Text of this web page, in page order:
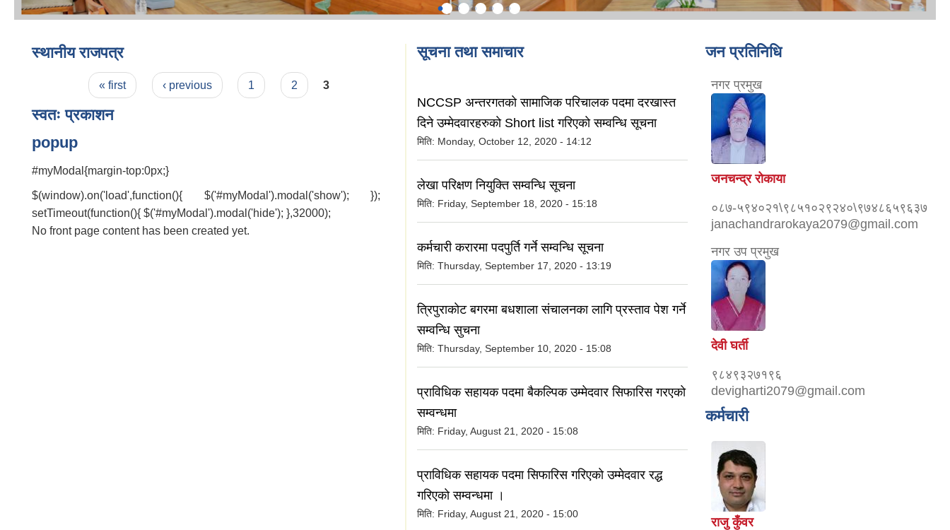
स्थानीय राजपत्र
Pages « first ‹ previous 1 2 3
स्वतः प्रकाशन
popup
#myModal{margin-top:0px;}
$(window).on('load',function(){ $('#myModal').modal('show'); });
setTimeout(function(){ $('#myModal').modal('hide'); },32000);
No front page content has been created yet.
सूचना तथा समाचार
NCCSP अन्तरगतकाे सामाजिक परिचालक पदमा दरखास्त
दिने उम्मेदवारहरुकाे Short list गरिएकाे सम्वन्धि सूचना
मिति: Monday, October 12, 2020 - 14:12
लेखा परिक्षण नियुक्ति सम्वन्धि सूचना
मिति: Friday, September 18, 2020 - 15:18
कर्मचारी करारमा पदपुर्ति गर्ने सम्वन्धि सूचना
मिति:Thursday, September 17, 2020 - 13:19
त्रिपुराकाेट बगरमा बधशाला स‌ंचालनका लागि प्रस्ताव पेश गर्ने
सम्वन्धि सुचना
मिति:Thursday, September 10, 2020 - 15:08
प्राविधिक सहायक पदमा बैकल्पिक उम्मेदवार सिफारिस गरएकाे
सम्वन्धमा
मिति: Friday, August 21, 2020 - 15:08
प्राविधिक सहायक पदमा सिफारिस गरिएकाे उम्मेदवार रद्ध
गरिएकाे सम्वन्धमा ।
मिति: Friday, August 21, 2020 - 15:00
जन प्रतिनिधि
नगर प्रमुख
जनचन्द्र रोकाया
०८७-५९४०२१\९८५१०२९२४०\९७४८६५९६३७
janachandrarokaya2079@gmail.com
नगर उप प्रमुख
देवी घर्ती
९८४९३२७१९६
devigharti2079@gmail.com
कर्मचारी
राजु कुँवर